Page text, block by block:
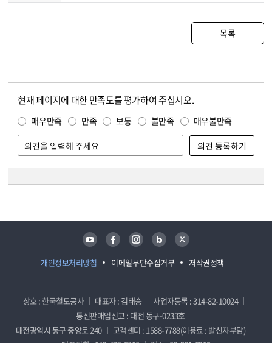
목록
현재 페이지에 대한 만족도를 평가하여 주십시오.
매우만족 만족 보통 불만족 매우불만족
개인정보처리방침 이메일무단수집거부 저작권정책
유튜브 페이스북 인스타그램 블로그 트위터
상호 : 한국철도공사 대표자 : 김태승
사업자등록 : 314-82-10024
통신판매업신고 : 대전 동구-0233호
대전광역시 동구 중앙로 240
고객센터 : 1588-7788(이용료 : 발신자부담)